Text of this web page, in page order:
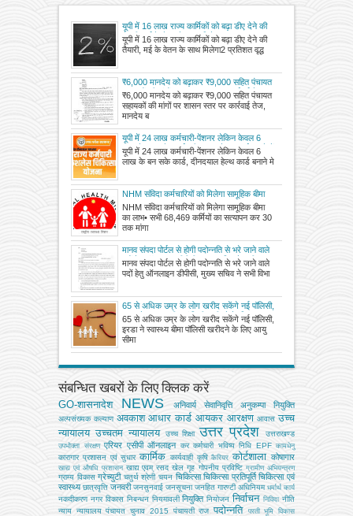
यूपी में 16 लाख राज्य कार्मिकों को बढ़ा डीए देने की
तैयारी, मई के वेतन के साथ मिलेगा
यूपी में 16 लाख राज्य कार्मिकों को बढ़ा डीए देने की
तैयारी, मई के वेतन के साथ मिलेगा2 प्रतिशत वृद्ध
₹6,000 मानदेय को बढ़ाकर ₹9,000 सहित पंचायत
सहायकों की मांगों पर शासन स्तर पर कार्रवाई तेज,
मानदेय बढ़ाने व भर्ती प्रक्रिया पर भेजा गया शासन
को प्रस्ताव
₹6,000 मानदेय को बढ़ाकर ₹9,000 सहित पंचायत
सहायकों की मांगों पर शासन स्तर पर कार्रवाई तेज,
मानदेय ब
यूपी में 24 लाख कर्मचारी-पेंशनर लेकिन केवल 6
लाख के बन सके कार्ड, दीनदयाल हेल्थ कार्ड बनाने में
सुस्ती, ऑडिट में कार्ड बनाने में रफ्तार धीमी होने का
यूपी में 24 लाख कर्मचारी-पेंशनर लेकिन केवल 6
लाख के बन सके कार्ड, दीनदयाल हेल्थ कार्ड बनाने मे
NHM संविदा कर्मचारियों को मिलेगा सामूहिक बीमा
का लाभ
NHM संविदा कर्मचारियों को मिलेगा सामूहिक बीमा
का लाभ• सभी 68,469 कर्मियों का सत्यापन कर 30
तक मांगा
मानव संपदा पोर्टल से होगी पदोन्नति से भरे जाने वाले
पदों हेतु ऑनलाइन डीपीसी, मुख्य सचिव ने सभी
विभागों के सचिव को दिए निर्देश
मानव संपदा पोर्टल से होगी पदोन्नति से भरे जाने वाले
पदों हेतु ऑनलाइन डीपीसी, मुख्य सचिव ने सभी विभा
65 से अधिक उम्र के लोग खरीद सकेंगे नई पॉलिसी,
इरडा ने स्वास्थ्य बीमा पॉलिसी खरीदने के लिए आयु
सीमा की बाध्यता हटाई
65 से अधिक उम्र के लोग खरीद सकेंगे नई पॉलिसी,
इरडा ने स्वास्थ्य बीमा पॉलिसी खरीदने के लिए आयु
सीमा
संबन्धित खबरों के लिए क्लिक करें
GO-शासनादेश NEWS अनिवार्य सेवानिवृत्ति अनुकम्पा नियुक्ति
अल्‍पसंख्‍यक कल्‍याण अवकाश आधार कार्ड आयकर आरक्षण आवास उच्च
न्यायालय उच्चतम न्यायालय उच्‍च शिक्षा उत्तर प्रदेश उत्तराखण्ड
उपभोक्‍ता संरक्षण एरियर एसीपी ऑनलाइन कर कर्मचारी भविष्य निधि EPF कामधेनु
कारागार प्रशासन एवं सुधार कार्मिक कार्यवाही कृषि कैरियर कोर्टशाला कोषागार
खाद्य एवं औषधि प्रशासन खाद्य एवम् रसद खेल गृह गोपनीय प्रविष्टि ग्रामीण अभियन्‍त्रण
ग्राम्य विकास ग्रेच्युटी चतुर्थ श्रेणी चयन चिकित्सा चिकित्सा प्रतिपूर्ति चिकित्‍सा एवं
स्वास्थ्य छात्रवृत्ति जनवरी जनसुनवाई जनसूचना जनहित गारण्टी अधिनियम धर्मार्थ कार्य
नकदीकरण नगर विकास निबन्‍धन नियमावली नियुक्ति नियोजन निर्वाचन निविदा नीति
न्याय न्यायालय पंचायत चुनाव 2015 पंचायती राज पदोन्नति परती भूमि विकास